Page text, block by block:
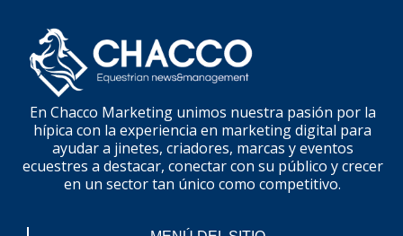
En Chacco Marketing unimos nuestra pasión por la
hípica con la experiencia en marketing digital para
ayudar a jinetes, criadores, marcas y eventos
ecuestres a destacar, conectar con su público y crecer
en un sector tan único como competitivo.